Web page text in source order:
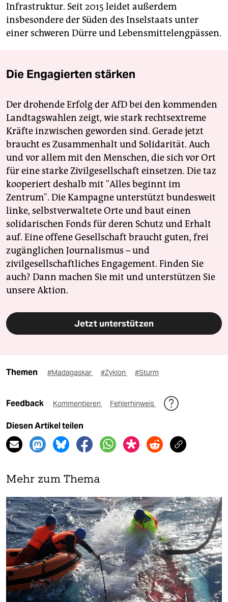
Infrastruktur. Seit 2015 leidet außerdem
insbesondere der Süden des Inselstaats unter
einer schweren Dürre und Lebensmittelengpässen.
Die Engagierten stärken
Der drohende Erfolg der AfD bei den kommenden
Landtagswahlen zeigt, wie stark rechtsextreme
Kräfte inzwischen geworden sind. Gerade jetzt
braucht es Zusammenhalt und Solidarität. Auch
und vor allem mit den Menschen, die sich vor Ort
für eine starke Zivilgesellschaft einsetzen. Die taz
kooperiert deshalb mit "Alles beginnt im
Zentrum". Die Kampagne unterstützt bundesweit
linke, selbstverwaltete Orte und baut einen
solidarischen Fonds für deren Schutz und Erhalt
auf. Eine offene Gesellschaft braucht guten, frei
zugänglichen Journalismus – und
zivilgesellschaftliches Engagement. Finden Sie
auch? Dann machen Sie mit und unterstützen Sie
unsere Aktion.
Jetzt unterstützen
Themen #Madagaskar #Zyklon #Sturm
Feedback Kommentieren Fehlerhinweis
Diesen Artikel teilen
Mehr zum Thema